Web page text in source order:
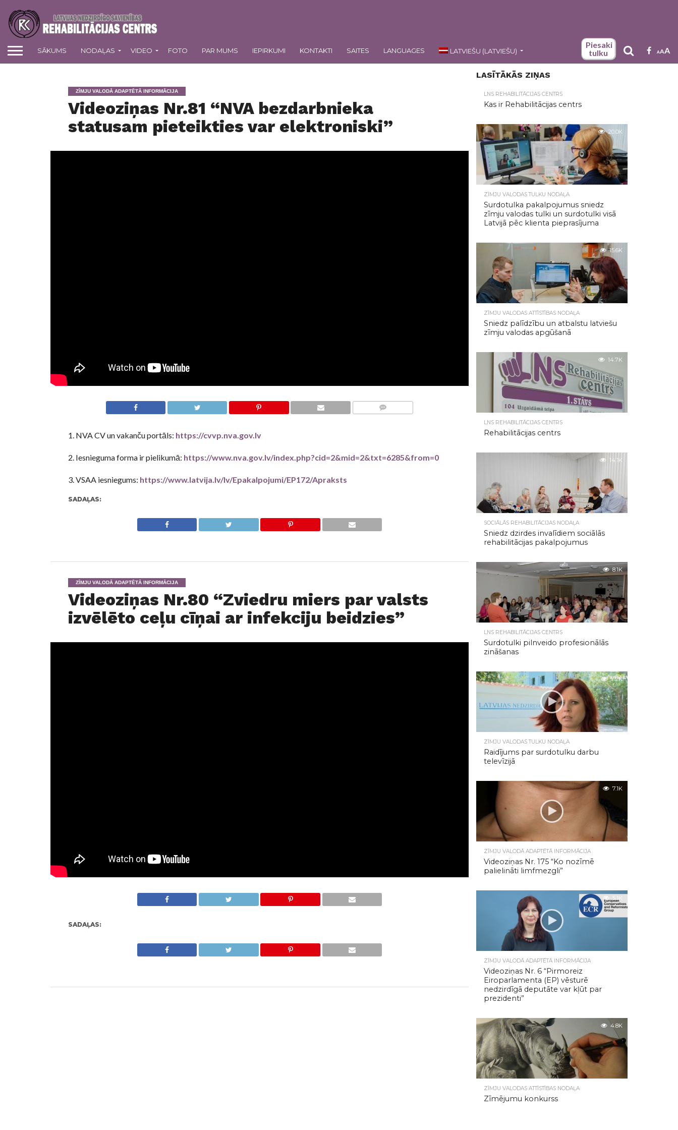
SĀKUMS NODAĻAS VIDEO FOTO PAR MUMS IEPIRKUMI KONTAKTI SAITES LANGUAGES LATVIEŠU (LATVIEŠU)
Piesaki
tulku
AAA
ZĪMJU VALODĀ ADAPTĒTĀ INFORMĀCIJA
Videoziņas Nr.81 “NVA bezdarbnieka
statusam pieteikties var elektroniski”
1. NVA CV un vakanču portāls: https://cvvp.nva.gov.lv
2. Iesnieguma forma ir pielikumā: https://www.nva.gov.lv/index.php?cid=2&mid=2&txt=6285&from=0
3. VSAA iesniegums: https://www.latvija.lv/lv/Epakalpojumi/EP172/Apraksts
SADAĻAS:
ZĪMJU VALODĀ ADAPTĒTĀ INFORMĀCIJA
Videoziņas Nr.80 “Zviedru miers par valsts
izvēlēto ceļu cīņai ar infekciju beidzies”
SADAĻAS:
LASĪTĀKĀS ZIŅAS
LNS REHABILITĀCIJAS CENTRS
Kas ir Rehabilitācijas centrs
20.0K
ZĪMJU VALODAS TULKU NODAĻA
Surdotulka pakalpojumus sniedz
zīmju valodas tulki un surdotulki visā
Latvijā pēc klienta pieprasījuma
15.6K
ZĪMJU VALODAS ATTĪSTĪBAS NODAĻA
Sniedz palīdzību un atbalstu latviešu
zīmju valodas apgūšanā
14.7K
LNS REHABILITĀCIJAS CENTRS
Rehabilitācijas centrs
14.1K
SOCIĀLĀS REHABILITĀCIJAS NODAĻA
Sniedz dzirdes invalīdiem sociālās
rehabilitācijas pakalpojumus
8.1K
LNS REHABILITĀCIJAS CENTRS
Surdotulki pilnveido profesionālās
zināšanas
7.2K
ZĪMJU VALODAS TULKU NODAĻA
Raidījums par surdotulku darbu
televīzijā
7.1K
ZĪMJU VALODĀ ADAPTĒTĀ INFORMĀCIJA
Videoziņas Nr. 175 “Ko nozīmē
palielināti limfmezgli”
5.1K
ZĪMJU VALODĀ ADAPTĒTĀ INFORMĀCIJA
Videoziņas Nr. 6 “Pirmoreiz
Eiroparlamenta (EP) vēsturē
nedzirdīgā deputāte var kļūt par
prezidenti”
4.8K
ZĪMJU VALODAS ATTĪSTĪBAS NODAĻA
Zīmējumu konkurss